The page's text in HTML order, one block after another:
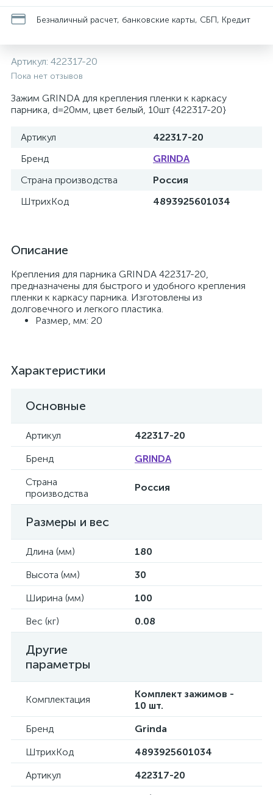
Безналичный расчет, банковские карты, СБП, Кредит
Артикул: 422317-20
Пока нет отзывов
Зажим GRINDA для крепления пленки к каркасу
парника, d=20мм, цвет белый, 10шт {422317-20}
Артикул
422317-20
Бренд
GRINDA
Страна производства
Россия
ШтрихКод
4893925601034
Описание
Крепления для парника GRINDA 422317-20,
предназначены для быстрого и удобного крепления
пленки к каркасу парника. Изготовлены из
долговечного и легкого пластика.
Размер, мм: 20
Характеристики
Основные
Артикул
422317-20
Бренд
GRINDA
Страна
производства
Россия
Размеры и вес
Длина (мм)
180
Высота (мм)
30
Ширина (мм)
100
Вес (кг)
0.08
Другие
параметры
Комплектация
Комплект зажимов -
10 шт.
Бренд
Grinda
ШтрихКод
4893925601034
Артикул
422317-20